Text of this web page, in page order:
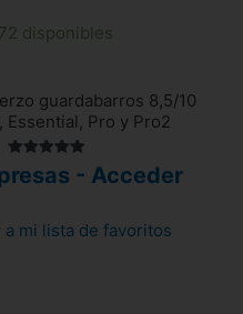
disponibles
guardabarros 8,5/10
Essential, Pro y Pro2
con
- Acceder
a mi lista de favoritos